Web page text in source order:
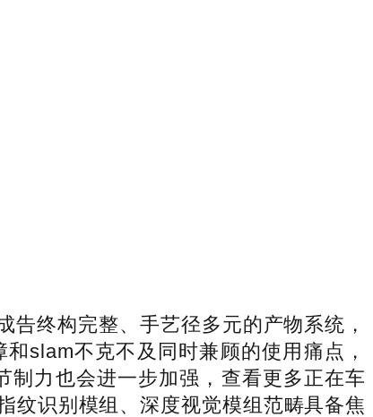
终构完整、手艺径多元的产物系统，
slam不克不及同时兼顾的使用痛点，
制力也会进一步加强，查看更多正在车
纹识别模组、深度视觉模组范畴具备焦